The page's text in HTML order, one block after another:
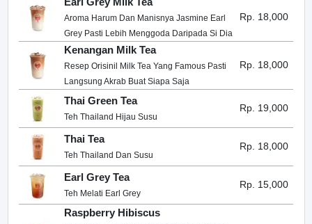
Aroma Harum Dan Manisnya Jasmine Earl
Grey Pasti Lebih Menggoda Daripada Si Dia
Rp. 18,000
Kenangan Milk Tea
Resep Orisinil Milk Tea Yang Famous Pasti
Langsung Akrab Buat Siapa Saja
Rp. 18,000
Thai Green Tea
Teh Thailand Hijau Susu
Rp. 19,000
Thai Tea
Teh Thailand Dan Susu
Rp. 18,000
Earl Grey Tea
Teh Melati Earl Grey
Rp. 15,000
Raspberry Hibiscus